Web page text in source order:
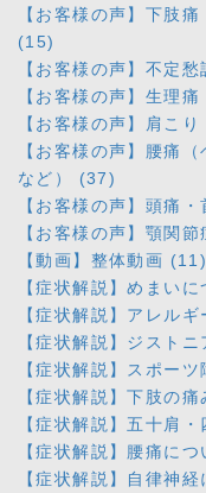
【お客様の声】下肢
(15)
【お客様の声】不定
【お客様の声】生理
【お客様の声】肩こ
【お客様の声】腰痛
など） (37)
【お客様の声】頭痛
【お客様の声】顎関
【動画】整体動画 (11)
【症状解説】めまい
【症状解説】アレル
【症状解説】ジスト
【症状解説】スポー
【症状解説】下肢の
【症状解説】五十肩
【症状解説】腰痛に
【症状解説】自律神